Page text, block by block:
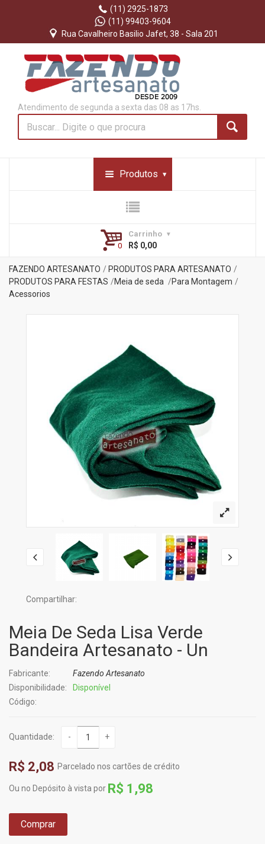
(11) 2925-1873
(11) 99403-9604
Rua Cavalheiro Basilio Jafet, 38 - Sala 201
Atendimento de segunda a sexta das 08 as 17hs.
Produtos
Carrinho
R$ 0,00
FAZENDO ARTESANATO
PRODUTOS PARA ARTESANATO
PRODUTOS PARA FESTAS
Meia de seda
Para Montagem
Acessorios
Compartilhar:
Meia De Seda Lisa Verde
Bandeira Artesanato - Un
Fabricante:
Fazendo Artesanato
Disponibilidade:
Disponível
Código:
Quantidade: - +
R$ 2,08 Parcelado nos cartões de crédito
Ou no Depósito à vista por R$ 1,98
Comprar